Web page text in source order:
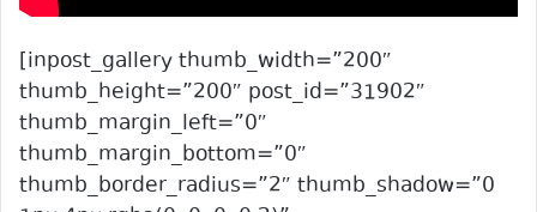
[inpost_gallery thumb_width=”200″
thumb_height=”200″ post_id=”31902″
thumb_margin_left=”0″
thumb_margin_bottom=”0″
thumb_border_radius=”2″ thumb_shadow=”0